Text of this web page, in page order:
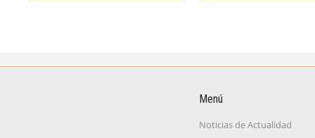
Menú
Noticias de Actualidad